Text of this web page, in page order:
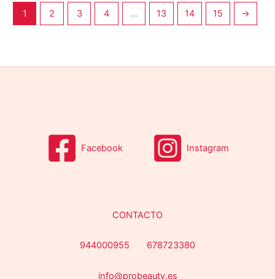
1 2 3 4 … 13 14 15 →
Facebook Instagram
CONTACTO
944000955 678723380
info@probeauty.es